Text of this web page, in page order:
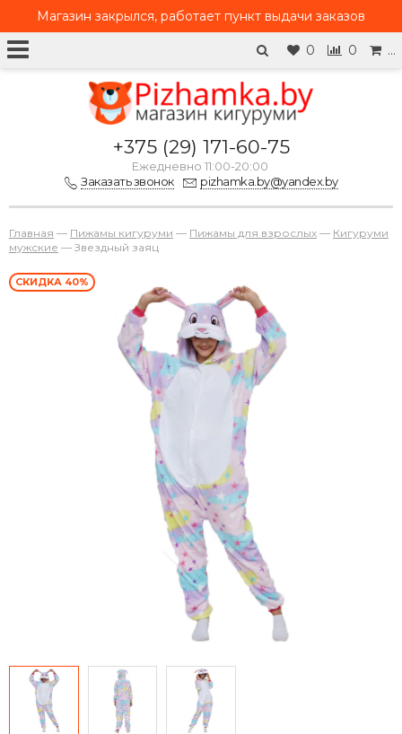
0 0 …
Магазин закрылся, работает пункт выдачи заказов
+375 (29) 171-60-75
Ежедневно 11:00-20:00
Заказать звонок
pizhamka.by@yandex.by
Главная — Пижамы кигуруми — Пижамы для взрослых — Кигуруми
мужские — Звездный заяц
СКИДКА 40%